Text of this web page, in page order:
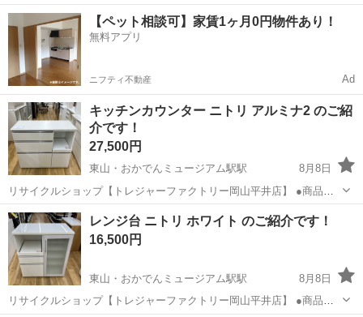
たでお願い致します。
岡山 岡山市 高島駅 収納家具 食器棚
【ペット相談可】家賃1ヶ月0円物件あり！
無料アプリ
ニフティ不動産 Ad
キッチンカウンター ニトリ アルミナ2 のご紹
介です！
27,500円
東山・おかでんミュージアム駅駅
8月8日
リサイクルショップ【トレジャーファクトリー岡山平井店】 ●商品情
報 アイテム名：キッチンカウンター ブランド ：ニトリ サイ
ズ ：横幅100㎝×奥行45㎝×高さ91㎝ 状態 ：中古品の為細々
傷があります。店頭でお確...
岡山 岡山市 東山・おかでんミュージアム駅駅 収納家具
貸し出し
レンジ台 ニトリ ホワイト のご紹介です！
16,500円
東山・おかでんミュージアム駅駅
8月8日
リサイクルショップ【トレジャーファクトリー岡山平井店】 ●商品情